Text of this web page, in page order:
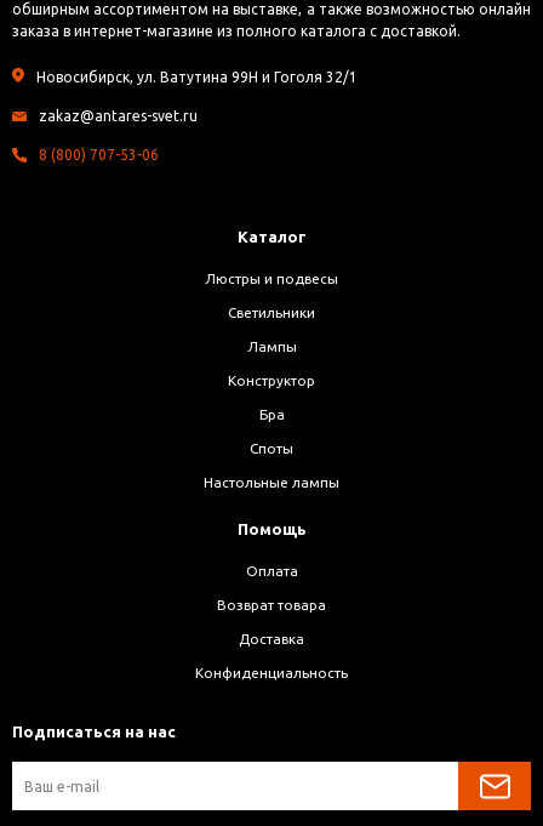
обширным ассортиментом на выставке, а также возможностью онлайн
заказа в интернет-магазине из полного каталога с доставкой.
Новосибирск, ул. Ватутина 99Н и Гоголя 32/1
zakaz@antares-svet.ru
8 (800) 707-53-06
Каталог
Люстры и подвесы
Светильники
Лампы
Конструктор
Бра
Споты
Настольные лампы
Помощь
Оплата
Возврат товара
Доставка
Конфиденциальность
Подписаться на нас